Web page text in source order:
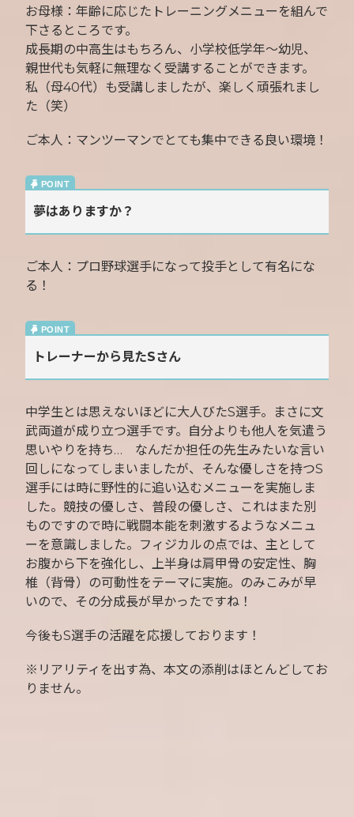
お母様：年齢に応じたトレーニングメニューを組んで
下さるところです。
成長期の中高生はもちろん、小学校低学年〜幼児、
親世代も気軽に無理なく受講することができます。
私（母40代）も受講しましたが、楽しく頑張れまし
た（笑）
ご本人：マンツーマンでとても集中できる良い環境！
夢はありますか？
ご本人：プロ野球選手になって投手として有名にな
る！
トレーナーから見たSさん
中学生とは思えないほどに大人びたS選手。まさに文
武両道が成り立つ選手です。自分よりも他人を気遣う
思いやりを持ち… なんだか担任の先生みたいな言い
回しになってしまいましたが、そんな優しさを持つS
選手には時に野性的に追い込むメニューを実施しま
した。競技の優しさ、普段の優しさ、これはまた別
ものですので時に戦闘本能を刺激するようなメニュ
ーを意識しました。フィジカルの点では、主として
お腹から下を強化し、上半身は肩甲骨の安定性、胸
椎（背骨）の可動性をテーマに実施。のみこみが早
いので、その分成長が早かったですね！
今後もS選手の活躍を応援しております！
※リアリティを出す為、本文の添削はほとんどしてお
りません。